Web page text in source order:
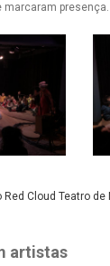
marcaram presença.
Red Cloud Teatro
artistas